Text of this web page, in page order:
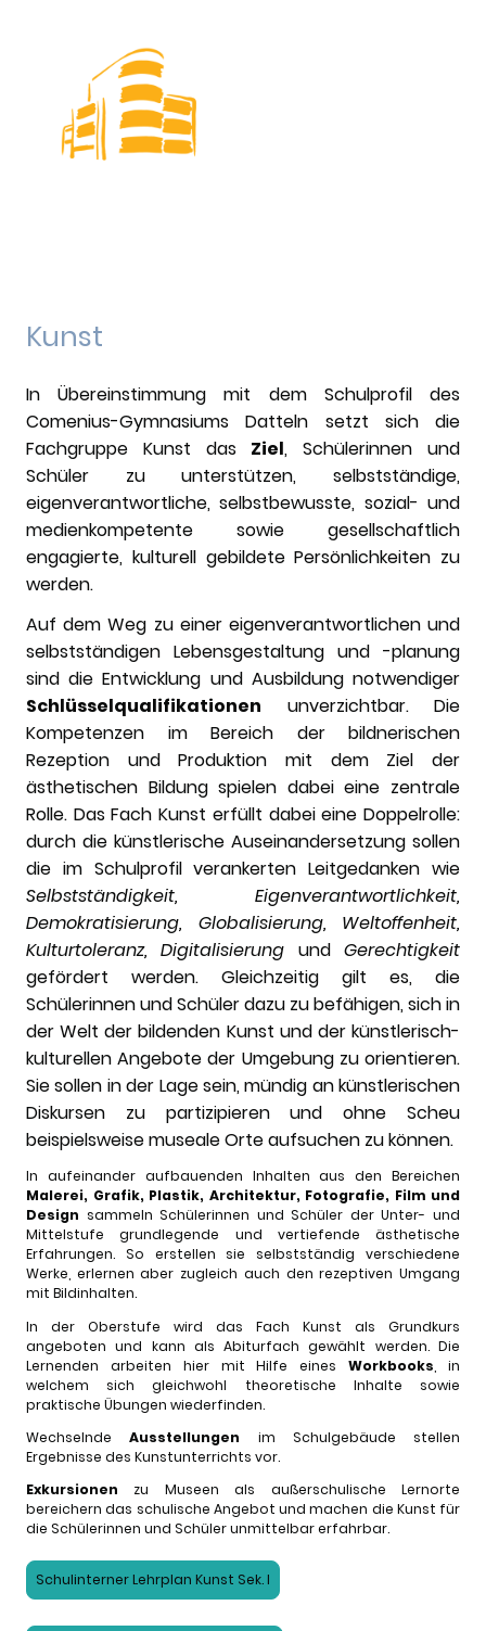
Kunst
In Übereinstimmung mit dem Schulprofil des
Comenius-Gymnasiums Datteln setzt sich die
Fachgruppe Kunst das Ziel, Schülerinnen und
Schüler zu unterstützen, selbstständige,
eigenverantwortliche, selbstbewusste, sozial- und
medienkompetente sowie gesellschaftlich
engagierte, kulturell gebildete Persönlichkeiten zu
werden.
Auf dem Weg zu einer eigenverantwortlichen und
selbstständigen Lebensgestaltung und -planung
sind die Entwicklung und Ausbildung notwendiger
Schlüsselqualifikationen unverzichtbar. Die
Kompetenzen im Bereich der bildnerischen
Rezeption und Produktion mit dem Ziel der
ästhetischen Bildung spielen dabei eine zentrale
Rolle. Das Fach Kunst erfüllt dabei eine Doppelrolle:
durch die künstlerische Auseinandersetzung sollen
die im Schulprofil verankerten Leitgedanken wie
Selbstständigkeit, Eigenverantwortlichkeit,
Demokratisierung, Globalisierung, Weltoffenheit,
Kulturtoleranz, Digitalisierung undGerechtigkeit
gefördert werden. Gleichzeitig gilt es, die
Schülerinnen und Schüler dazu zu befähigen, sich in
der Welt der bildenden Kunst und der künstlerisch-
kulturellen Angebote der Umgebung zu orientieren.
Sie sollen in der Lage sein, mündig an künstlerischen
Diskursen zu partizipieren und ohne Scheu
beispielsweise museale Orte aufsuchen zu können.
In aufeinander aufbauenden Inhalten aus den Bereichen
Malerei, Grafik, Plastik, Architektur, Fotografie, Film und
Design sammeln Schülerinnen und Schüler der Unter- und
Mittelstufe grundlegende und vertiefende ästhetische
Erfahrungen. So erstellen sie selbstständig verschiedene
Werke, erlernen aber zugleich auch den rezeptiven Umgang
mit Bildinhalten.
In der Oberstufe wird das Fach Kunst als Grundkurs
angeboten und kann als Abiturfach gewählt werden. Die
Lernenden arbeiten hier mit Hilfe einesWorkbooks , in
welchem sich gleichwohl theoretische Inhalte sowie
praktische Übungen wiederfinden.
WechselndeAusstellungen im Schulgebäude stellen
Ergebnisse des Kunstunterrichts vor.
Exkursionen zu Museen als außerschulische Lernorte
bereichern das schulische Angebot und machen die Kunst für
die Schülerinnen und Schüler unmittelbar erfahrbar.
Schulinterner Lehrplan Kunst Sek. I